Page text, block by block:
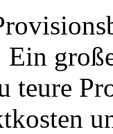
Ein
teure